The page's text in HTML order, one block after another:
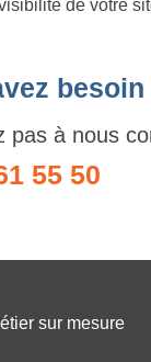
de votre
pas à nous
55 50
sur mesure